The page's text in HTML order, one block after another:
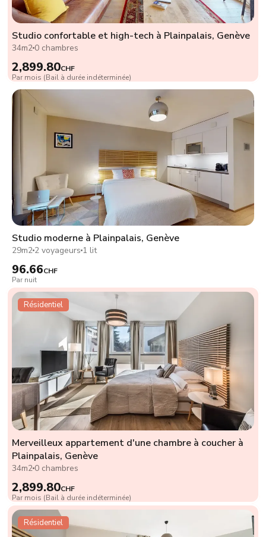
Studio confortable et high-tech à Plainpalais, Genève
34m2 0 chambres
2,899.80CHF
Par mois (Bail à durée indéterminée)
Studio moderne à Plainpalais, Genève
29m2 2 voyageurs 1 lit
96.66CHF
Par nuit
Résidentiel
Merveilleux appartement d'une chambre à coucher à
Plainpalais, Genève
34m2 0 chambres
2,899.80CHF
Par mois (Bail à durée indéterminée)
Résidentiel